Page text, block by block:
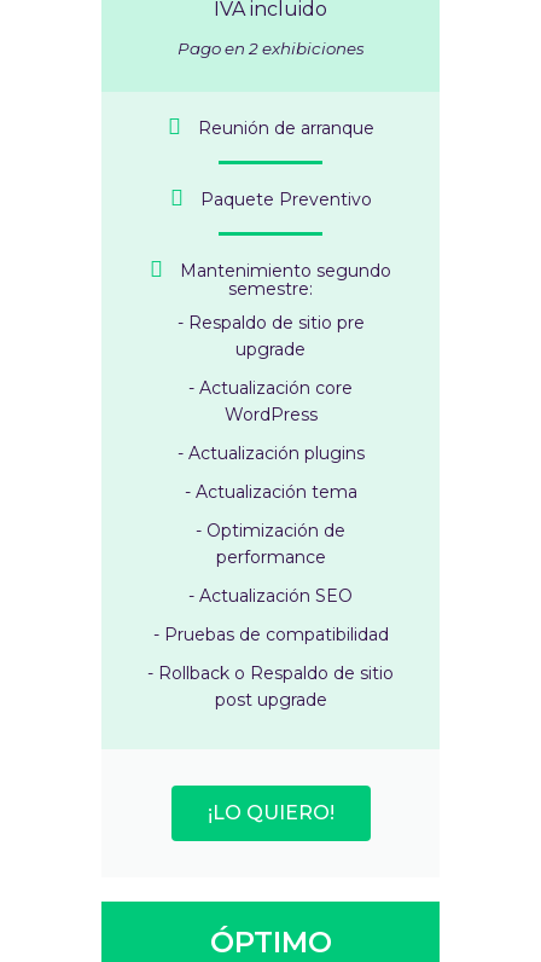
IVA incluido
Pago en 2 exhibiciones
Reunión de arranque
Paquete Preventivo
Mantenimiento segundo
semestre:
- Respaldo de sitio pre
upgrade
- Actualización core
WordPress
- Actualización plugins
- Actualización tema
- Optimización de
performance
- Actualización SEO
- Pruebas de compatibilidad
- Rollback o Respaldo de sitio
post upgrade
¡LO QUIERO!
ÓPTIMO